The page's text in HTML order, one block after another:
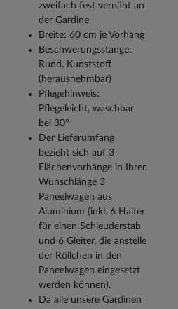
zweifach fest vernäht an
der Gardine
Breite: 60 cm je Vorhang
Beschwerungsstange:
Rund, Kunststoff
(herausnehmbar)
Pflegehinweis:
Pflegeleicht, waschbar
bei 30°
Der Lieferumfang
bezieht sich auf 3
Flächenvorhänge in Ihrer
Wunschlänge 3
Paneelwagen aus
Aluminium (inkl. 6 Halter
für einen Schleuderstab
und 6 Gleiter, die anstelle
der Röllchen in den
Paneelwagen eingesetzt
werden können).
Da alle unsere Gardinen